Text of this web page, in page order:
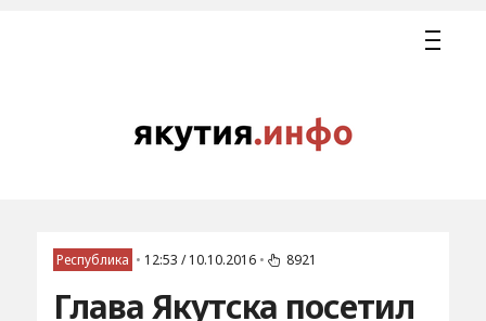
Республика • 12:53 / 10.10.2016 • 8921
Глава Якутска посетил